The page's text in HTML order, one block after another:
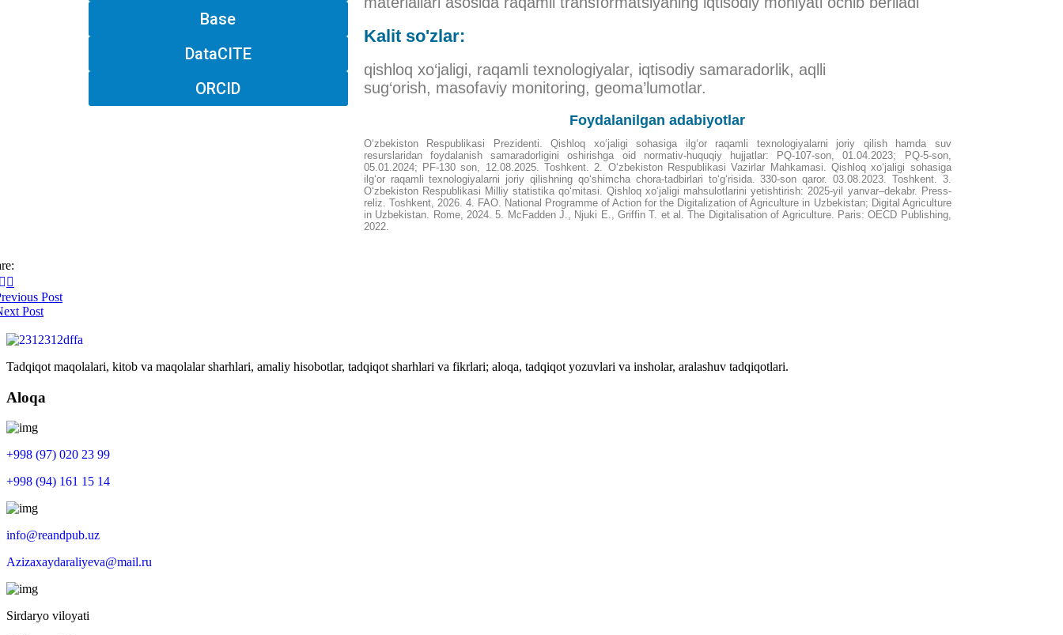
Base
DataCITE
ORCID
Kalit so'zlar:
qishloq xo‘jaligi, raqamli texnologiyalar, iqtisodiy samaradorlik, aqlli
sug‘orish, masofaviy monitoring, geoma’lumotlar.
Foydalanilgan adabiyotlar
O‘zbekiston Respublikasi Prezidenti. Qishloq xo‘jaligi sohasiga ilg‘or raqamli texnologiyalarni joriy qilish hamda suv
resurslaridan foydalanish samaradorligini oshirishga oid normativ-huquqiy hujjatlar: PQ-107-son, 01.04.2023; PQ-5-son,
05.01.2024; PF-130 son, 12.08.2025. Toshkent. 2. O‘zbekiston Respublikasi Vazirlar Mahkamasi. Qishloq xo‘jaligi sohasiga
ilg‘or raqamli texnologiyalarni joriy qilishning qo‘shimcha chora-tadbirlari to‘g‘risida. 330-son qaror. 03.08.2023. Toshkent. 3.
O‘zbekiston Respublikasi Milliy statistika qo‘mitasi. Qishloq xo‘jaligi mahsulotlarini yetishtirish: 2025-yil yanvar–dekabr. Press-
reliz. Toshkent, 2026. 4. FAO. National Programme of Action for the Digitalization of Agriculture in Uzbekistan; Digital Agriculture
in Uzbekistan. Rome, 2024. 5. McFadden J., Njuki E., Griffin T. et al. The Digitalisation of Agriculture. Paris: OECD Publishing,
2022.
Post
Post
Tadqiqot maqolalari, kitob va maqolalar sharhlari, amaliy hisobotlar, tadqiqot sharhlari va fikrlari; aloqa, tadqiqot yozuvlari va insholar, aralashuv tadqiqotlari.
Aloqa
+998 (97) 020 23 99
+998 (94) 161 15 14
info@reandpub.uz
Azizaxaydaraliyeva@mail.ru
Sirdaryo viloyati